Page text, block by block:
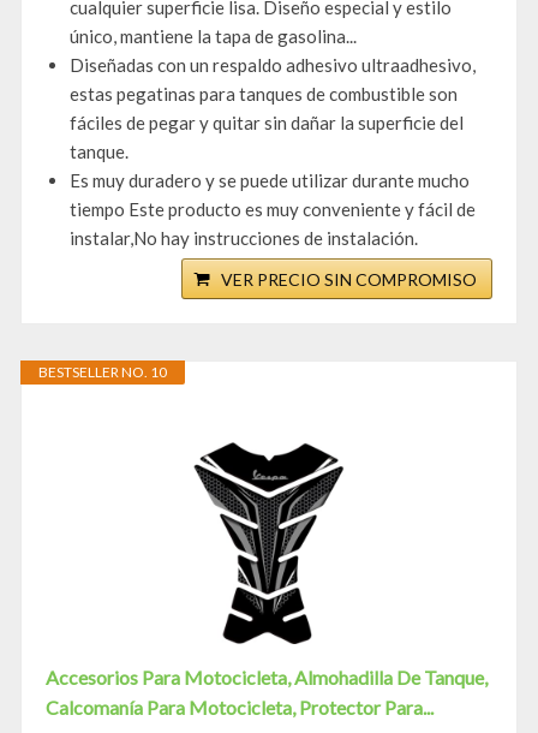
cualquier superficie lisa. Diseño especial y estilo
único, mantiene la tapa de gasolina...
Diseñadas con un respaldo adhesivo ultraadhesivo,
estas pegatinas para tanques de combustible son
fáciles de pegar y quitar sin dañar la superficie del
tanque.
Es muy duradero y se puede utilizar durante mucho
tiempo Este producto es muy conveniente y fácil de
instalar,No hay instrucciones de instalación.
VER PRECIO SIN COMPROMISO
BESTSELLER NO. 10
Accesorios Para Motocicleta, Almohadilla De Tanque,
Calcomanía Para Motocicleta, Protector Para...